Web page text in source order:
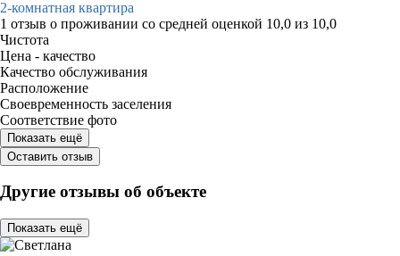
2-комнатная квартира
1 отзыв о проживании со средней оценкой 10,0 из 10,0
Чистота
Цена - качество
Качество обслуживания
Расположение
Своевременность заселения
Соответствие фото
Показать ещё
Оставить отзыв
Другие отзывы об объекте
Показать ещё